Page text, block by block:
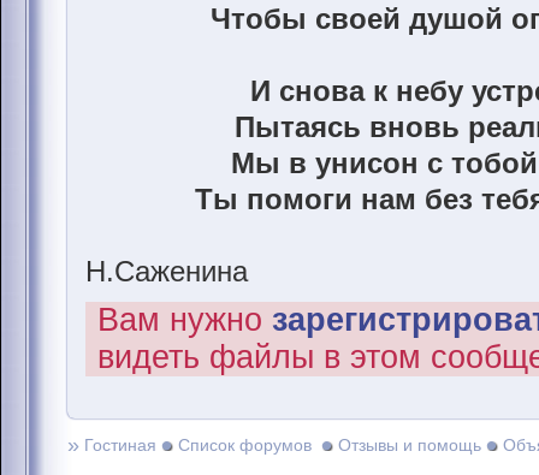
Чтобы своей душой
И снова к небу
Пытаясь вновь
Мы в унисон с
Ты помоги нам без
Н.Саженина
Вам нужно
видеть файлы в этом
» Гостиная Список форумов Отзывы и помощь